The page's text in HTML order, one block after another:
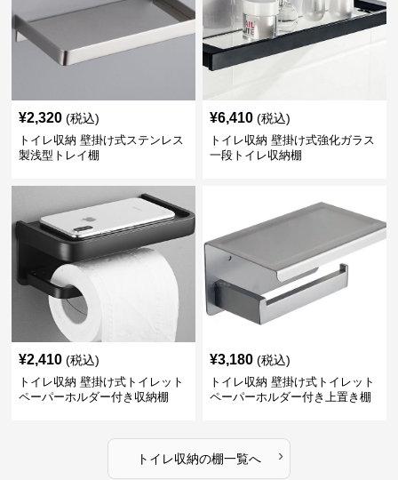
¥2,320 (税込)
トイレ収納 壁掛け式ステンレス
製浅型トレイ棚
¥6,410 (税込)
トイレ収納 壁掛け式強化ガラス
一段トイレ収納棚
¥2,410 (税込)
トイレ収納 壁掛け式トイレット
ペーパーホルダー付き収納棚
¥3,180 (税込)
トイレ収納 壁掛け式トイレット
ペーパーホルダー付き上置き棚
トイレ収納の棚一覧へ ›